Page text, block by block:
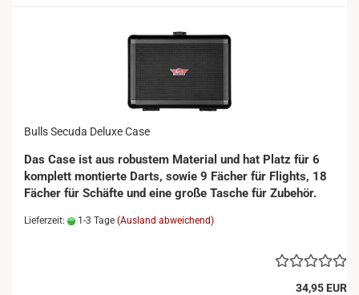
Bulls Secuda Deluxe Case
Das Case ist aus robustem Material und hat Platz für 6
komplett montierte Darts, sowie 9 Fächer für Flights, 18
Fächer für Schäfte und eine große Tasche für Zubehör.
Lieferzeit: 1-3 Tage (Ausland abweichend)
34,95 EUR